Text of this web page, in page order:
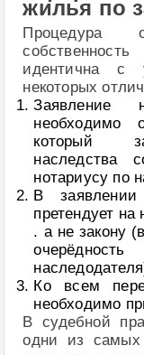
жилья по
Процедура
идентична с
некоторых
Заявление
необходимо
который
наследства
нотариусу по
В заявлении
претендует
. а не закону
Ко всем
необходимо
В судебной
одни из